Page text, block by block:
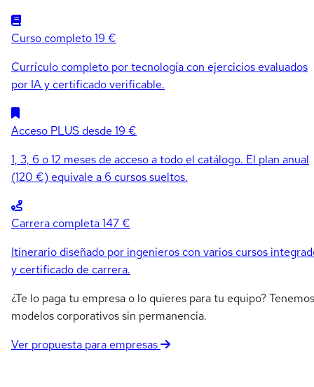
Curso completo19 €
Currículo completo por tecnología con ejercicios evaluados
por IA y certificado verificable.
Acceso PLUS desde 19 €
1, 3, 6 o 12 meses de acceso a todo el catálogo. El plan anual
(120 €) equivale a 6 cursos sueltos.
Carrera completa147 €
Itinerario diseñado por ingenieros con varios cursos
y certificado de carrera.
¿Te lo paga tu empresa o lo quieres para tu equipo? Tenemos
modelos corporativos sin permanencia.
Ver propuesta para empresas